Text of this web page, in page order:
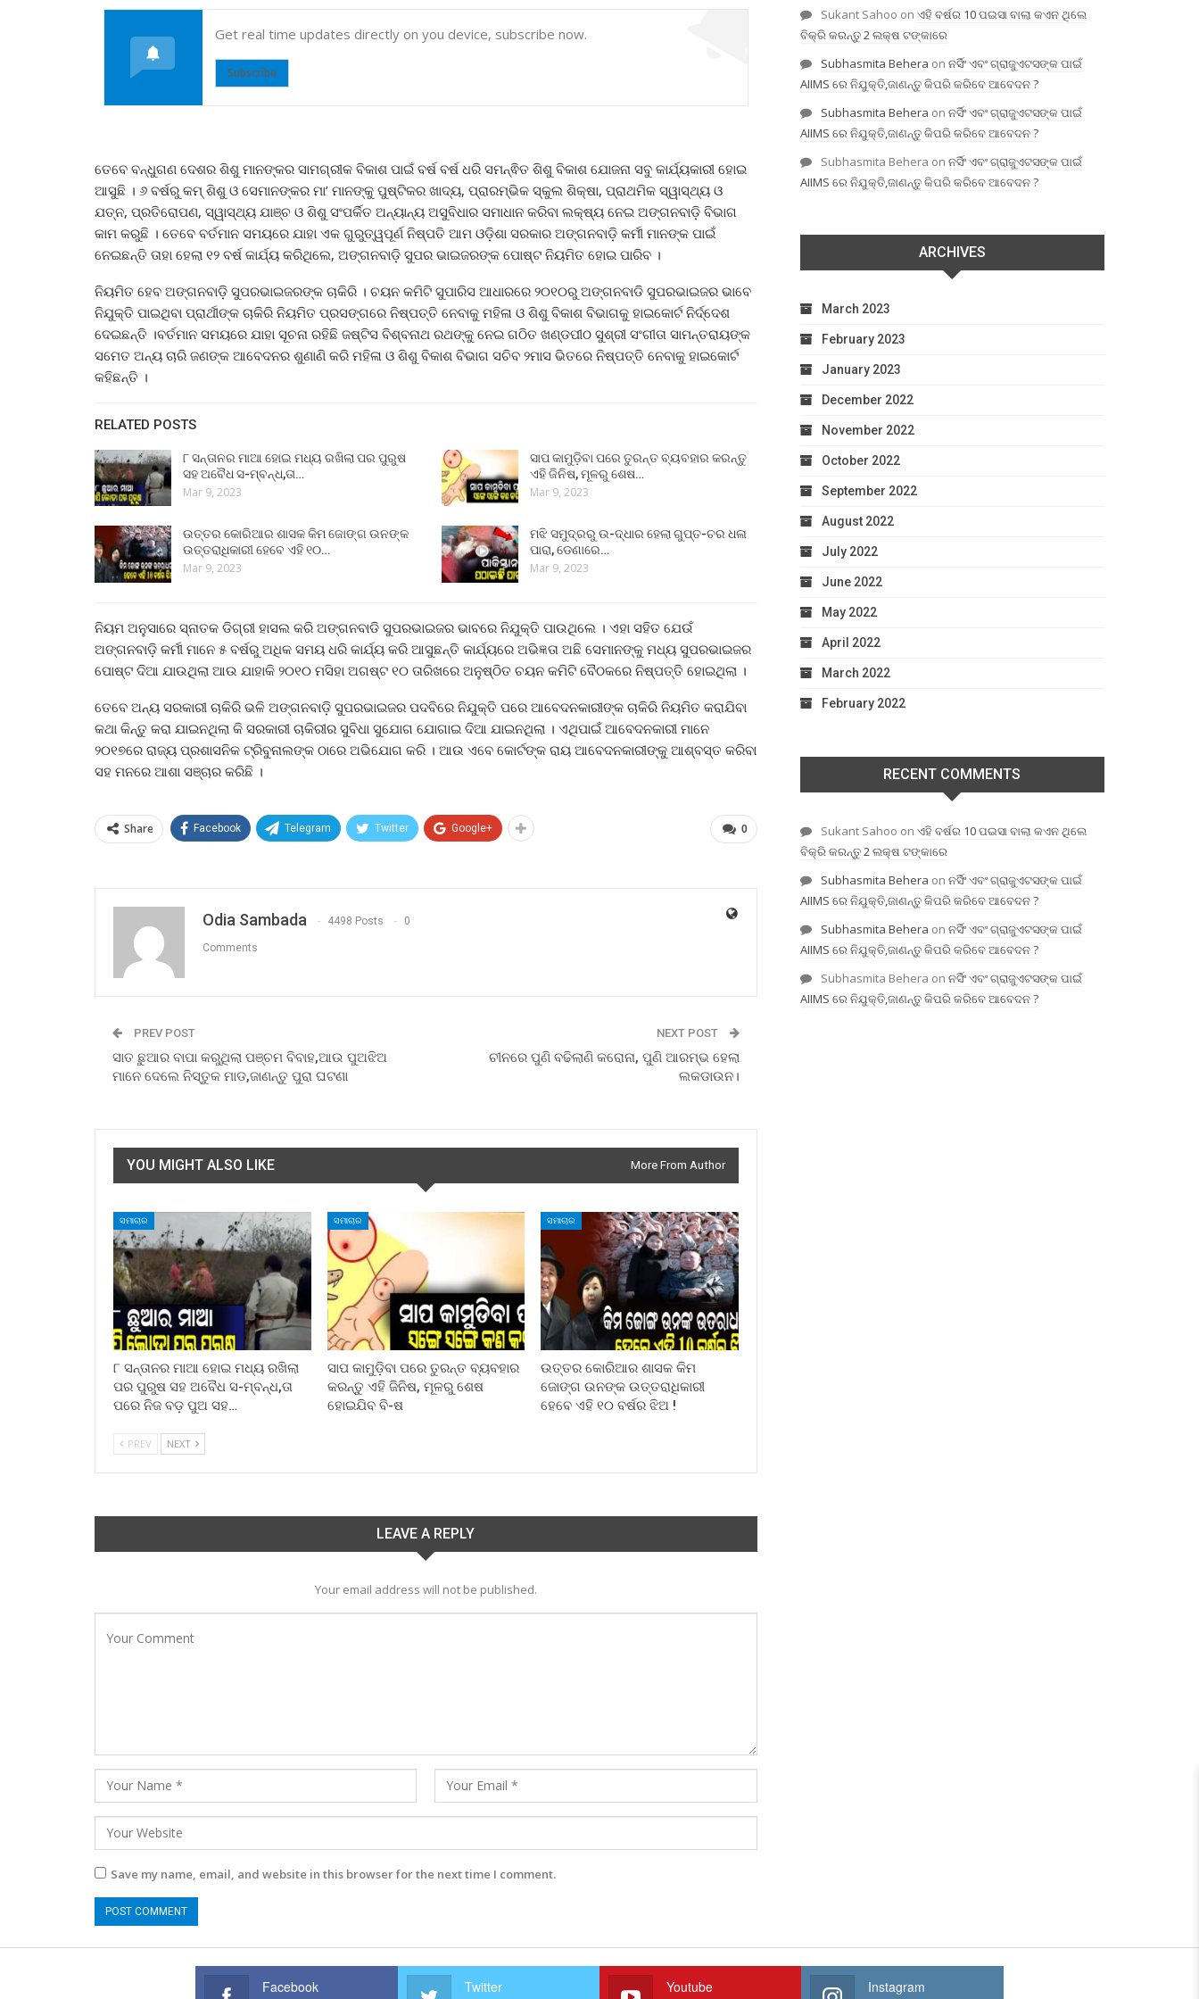
Get real time updates directly on you device, subscribe now.
Subscribe
ତେବେ ବନ୍ଧୁଗଣ ଦେଶର ଶିଶୁ ମାନଙ୍କର ସାମଗ୍ରୀକ ବିକାଶ ପାଇଁ ବର୍ଷ ବର୍ଷ ଧରି ସମନ୍ଵିତ ଶିଶୁ ବିକାଶ ଯୋଜନା ସବୁ କାର୍ଯ୍ୟକାରୀ ହୋଇ
ଆସୁଛି । ୬ ବର୍ଷରୁ କମ୍‌ ଶିଶୁ ଓ ସେମାନଙ୍କର ମା’ ମାନଙ୍କୁ ପୁଷ୍ଟିକର ଖାଦ୍ୟ, ପ୍ରାରମ୍ଭିକ ସ୍କୁଲ ଶିକ୍ଷା, ପ୍ରାଥମିକ ସ୍ୱାସ୍ଥ୍ୟ ଓ
ଯତ୍ନ, ପ୍ରତିରୋପଣ, ସ୍ୱାସ୍ଥ୍ୟ ଯାଞ୍ଚ ଓ ଶିଶୁ ସଂପର୍କିତ ଅନ୍ୟାନ୍ୟ ଅସୁବିଧାର ସମାଧାନ କରିବା ଲକ୍ଷ୍ୟ ନେଇ ଅଙ୍ଗନବାଡ଼ି ବିଭାଗ
କାମ କରୁଛି । ତେବେ ବର୍ତମାନ ସମୟରେ ଯାହା ଏକ ଗୁରୁତ୍ୱପୂର୍ଣ ନିଷ୍ପତି ଆମ ଓଡ଼ିଶା ସରକାର ଅଙ୍ଗନବାଡ଼ି କର୍ମୀ ମାନଙ୍କ ପାଇଁ
ନେଇଛନ୍ତି ତାହା ହେଲା ୧୨ ବର୍ଷ କାର୍ଯ୍ୟ କରିଥିଲେ, ଅଙ୍ଗନବାଡ଼ି ସୁପର ଭାଇଜରଙ୍କ ପୋଷ୍ଟ ନିୟମିତ ହୋଇ ପାରିବ ।
ନିୟମିତ ହେବ ଅଙ୍ଗନବାଡ଼ି ସୁପରଭାଇଜରଙ୍କ ଚାକିରି । ଚୟନ କମିଟି ସୁପାରିସ ଆଧାରରେ ୨୦୧୦ରୁ ଅଙ୍ଗନବାଡି ସୁପରଭାଇଜର ଭାବେ
ନିଯୁକ୍ତି ପାଇଥିବା ପ୍ରାର୍ଥୀଙ୍କ ଚାକିରି ନିୟମିତ ପ୍ରସଙ୍ଗରେ ନିଷ୍ପତ୍ତି ନେବାକୁ ମହିଳା ଓ ଶିଶୁ ବିକାଶ ବିଭାଗକୁ ହାଇକୋର୍ଟ ନିର୍ଦ୍ଦେଶ
ଦେଇଛନ୍ତି ।ବର୍ତମାନ ସମୟରେ ଯାହା ସୂଚନା ରହିଛି ଜଷ୍ଟିସ ବିଶ୍ବନାଥ ରଥଙ୍କୁ ନେଇ ଗଠିତ ଖଣ୍ଡପୀଠ ସୁଶ୍ରୀ ସଂଗୀତା ସାମନ୍ତରାୟଙ୍କ
ସମେତ ଅନ୍ୟ ଚାରି ଜଣଙ୍କ ଆବେଦନର ଶୁଣାଣି କରି ମହିଳା ଓ ଶିଶୁ ବିକାଶ ବିଭାଗ ସଚିବ ୨ମାସ ଭିତରେ ନିଷ୍ପତ୍ତି ନେବାକୁ ହାଇକୋର୍ଟ
କହିଛନ୍ତି ।
RELATED POSTS
୮ ସନ୍ତାନର ମାଆ ହୋଇ ମଧ୍ୟ ରଖିଲା ପର ପୁରୁଷ
ସହ ଅବୈଧ ସ-ମ୍ବନ୍ଧ,ତା…
Mar 9, 2023
ସାପ କାମୁଡ଼ିବା ପରେ ତୁରନ୍ତ ବ୍ୟବହାର କରନ୍ତୁ
ଏହି ଜିନିଷ, ମୂଳରୁ ଶେଷ…
Mar 9, 2023
ଉତ୍ତର କୋରିଆର ଶାସକ କିମ ଜୋଙ୍ଗ ଉନଙ୍କ
ଉତ୍ତରାଧିକାରୀ ହେବେ ଏହି ୧୦…
Mar 9, 2023
ମଝି ସମୁଦ୍ରରୁ ଉ-ଦ୍ଧାର ହେଲା ଗୁପ୍ତ-ଚର ଧଳା
ପାରା, ଡେଣାରେ…
Mar 9, 2023
ନିୟମ ଅନୁସାରେ ସ୍ନାତକ ଡିଗ୍ରୀ ହାସଲ କରି ଅଙ୍ଗନବାଡି ସୁପରଭାଇଜର ଭାବରେ ନିଯୁକ୍ତି ପାଉଥିଲେ । ଏହା ସହିତ ଯେଉଁ
ଅଙ୍ଗନବାଡ଼ି କର୍ମୀ ମାନେ ୫ ବର୍ଷରୁ ଅଧିକ ସମୟ ଧରି କାର୍ଯ୍ୟ କରି ଆସୁଛନ୍ତି କାର୍ଯ୍ୟରେ ଅଭିଜ୍ଞତା ଅଛି ସେମାନଙ୍କୁ ମଧ୍ୟ ସୁପରଭାଇଜର
ପୋଷ୍ଟ ଦିଆ ଯାଉଥିଲା ଆଉ ଯାହାକି ୨୦୧୦ ମସିହା ଅଗଷ୍ଟ ୧୦ ତାରିଖରେ ଅନୁଷ୍ଠିତ ଚୟନ କମିଟି ବୈଠକରେ ନିଷ୍ପତ୍ତି ହୋଇଥିଲା ।
ତେବେ ଅନ୍ୟ ସରକାରୀ ଚାକିରି ଭଳି ଅଙ୍ଗନବାଡ଼ି ସୁପରଭାଇଜର ପଦବିରେ ନିଯୁକ୍ତି ପରେ ଆବେଦନକାରୀଙ୍କ ଚାକିରି ନିୟମିତ କରାଯିବା
କଥା କିନ୍ତୁ କରା ଯାଇନଥିଲା କି ସରକାରୀ ଚାକିରୀର ସୁବିଧା ସୁଯୋଗ ଯୋଗାଇ ଦିଆ ଯାଇନଥିଲା । ଏଥିପାଇଁ ଆବେଦନକାରୀ ମାନେ
୨୦୧୭ରେ ରାଜ୍ୟ ପ୍ରଶାସନିକ ଟ୍ରିବୁନାଲଙ୍କ ଠାରେ ଅଭିଯୋଗ କରି । ଆଉ ଏବେ କୋର୍ଟଙ୍କ ରାୟ ଆବେଦନକାରୀଙ୍କୁ ଆଶ୍ବସ୍ତ କରିବା
ସହ ମନରେ ଆଶା ସଞ୍ଚାର କରିଛି ।
0
Share Facebook Telegram Twitter Google+
Odia Sambada 4498 Posts 0
Comments
PREV POST
ସାତ ଛୁଆର ବାପା କରୁଥିଲା ପଞ୍ଚମ ବିବାହ,ଆଉ ପୁଅଝିଅ
ମାନେ ଦେଲେ ନିସ୍ତୁକ ମାଡ,ଜାଣନ୍ତୁ ପୁରା ଘଟଣା
NEXT POST
ଚୀନରେ ପୁଣି ବଢିଲାଣି କରୋନା, ପୁଣି ଆରମ୍ଭ ହେଲା
ଲକଡାଉନ।
YOU MIGHT ALSO LIKE More From Author
ସମାଚାର
୮ ସନ୍ତାନର ମାଆ ହୋଇ ମଧ୍ୟ ରଖିଲା
ପର ପୁରୁଷ ସହ ଅବୈଧ ସ-ମ୍ବନ୍ଧ,ତା
ପରେ ନିଜ ବଡ଼ ପୁଅ ସହ…
ସମାଚାର
ସାପ କାମୁଡ଼ିବା ପରେ ତୁରନ୍ତ ବ୍ୟବହାର
କରନ୍ତୁ ଏହି ଜିନିଷ, ମୂଳରୁ ଶେଷ
ହୋଇଯିବ ବି-ଷ
ସମାଚାର
ଉତ୍ତର କୋରିଆର ଶାସକ କିମ
ଜୋଙ୍ଗ ଉନଙ୍କ ଉତ୍ତରାଧିକାରୀ
ହେବେ ଏହି ୧୦ ବର୍ଷର ଝିଅ !
PREV NEXT
LEAVE A REPLY
Your email address will not be published.
Save my name, email, and website in this browser for the next time I comment.
Sukant Sahoo on ଏହି ବର୍ଷର 10 ପଇସା ବାଲା କଏନ ଥିଲେ
ବିକ୍ରି କରନ୍ତୁ 2 ଲକ୍ଷ ଟଙ୍କାରେ
Subhasmita Behera on ନର୍ସିଂ ଏବଂ ଗ୍ରାଜୁଏଟସଙ୍କ ପାଇଁ
AIIMS ରେ ନିଯୁକ୍ତି,ଜାଣନ୍ତୁ କିପରି କରିବେ ଆବେଦନ ?
Subhasmita Behera on ନର୍ସିଂ ଏବଂ ଗ୍ରାଜୁଏଟସଙ୍କ ପାଇଁ
AIIMS ରେ ନିଯୁକ୍ତି,ଜାଣନ୍ତୁ କିପରି କରିବେ ଆବେଦନ ?
Subhasmita Behera on ନର୍ସିଂ ଏବଂ ଗ୍ରାଜୁଏଟସଙ୍କ ପାଇଁ
AIIMS ରେ ନିଯୁକ୍ତି,ଜାଣନ୍ତୁ କିପରି କରିବେ ଆବେଦନ ?
ARCHIVES
March 2023
February 2023
January 2023
December 2022
November 2022
October 2022
September 2022
August 2022
July 2022
June 2022
May 2022
April 2022
March 2022
February 2022
RECENT COMMENTS
Sukant Sahoo on ଏହି ବର୍ଷର 10 ପଇସା ବାଲା କଏନ ଥିଲେ
ବିକ୍ରି କରନ୍ତୁ 2 ଲକ୍ଷ ଟଙ୍କାରେ
Subhasmita Behera on ନର୍ସିଂ ଏବଂ ଗ୍ରାଜୁଏଟସଙ୍କ ପାଇଁ
AIIMS ରେ ନିଯୁକ୍ତି,ଜାଣନ୍ତୁ କିପରି କରିବେ ଆବେଦନ ?
Subhasmita Behera on ନର୍ସିଂ ଏବଂ ଗ୍ରାଜୁଏଟସଙ୍କ ପାଇଁ
AIIMS ରେ ନିଯୁକ୍ତି,ଜାଣନ୍ତୁ କିପରି କରିବେ ଆବେଦନ ?
Subhasmita Behera on ନର୍ସିଂ ଏବଂ ଗ୍ରାଜୁଏଟସଙ୍କ ପାଇଁ
AIIMS ରେ ନିଯୁକ୍ତି,ଜାଣନ୍ତୁ କିପରି କରିବେ ଆବେଦନ ?
Facebook Twitter Youtube Instagram